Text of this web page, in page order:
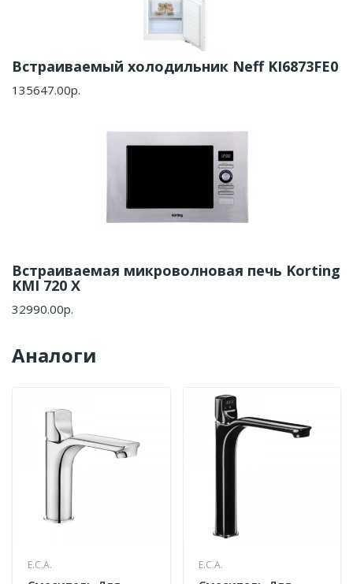
Встраиваемый холодильник Neff KI6873FE0
135647.00р.
Встраиваемая микроволновая печь Korting
KMI 720 X
32990.00р.
Аналоги
E.C.A. E.C.A.